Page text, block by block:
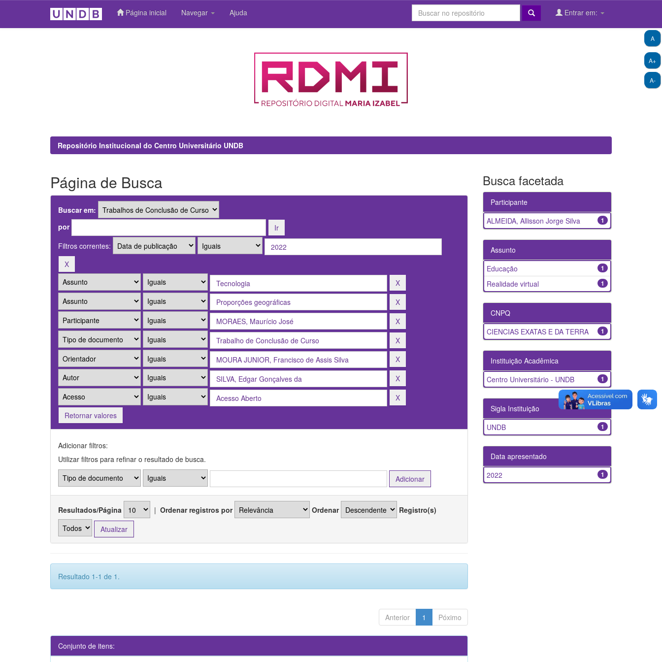
Página inicial Navegar Ajuda Entrar em:
A+
A-
A
Repositório Institucional do Centro Universitário UNDB
Página de Busca
Buscar em:
por
Filtros correntes:
Retornar valores
Adicionar filtros:
Utilizar filtros para refinar o resultado de busca.
Resultados/Página | Ordenar registros por Ordenar Registro(s)
Resultado 1-1 de 1.
Anterior 1 Póximo
Conjunto de itens:
Busca facetada
Participante
1
ALMEIDA, Allisson Jorge Silva
Assunto
1
Educação
1
Realidade virtual
CNPQ
1
CIENCIAS EXATAS E DA TERRA
Instituição Acadêmica
1
Centro Universitário - UNDB
Sigla Instituição
1
UNDB
Data apresentado
1
2022